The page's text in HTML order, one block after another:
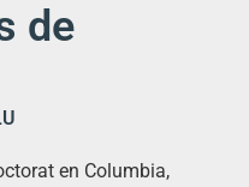
de
en Columbia,